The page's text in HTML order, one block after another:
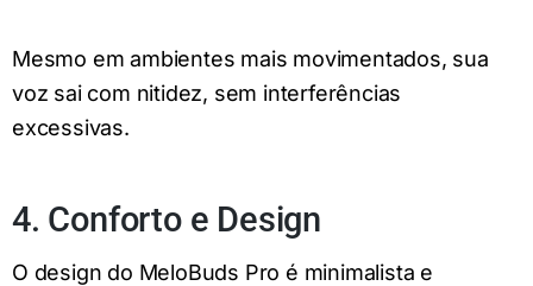
Mesmo em ambientes mais movimentados, sua
voz sai com nitidez, sem interferências
excessivas.
4. Conforto e Design
O design do MeloBuds Pro é minimalista e